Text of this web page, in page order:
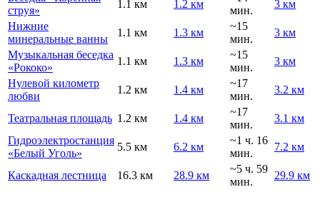
струя»
1.1 км 1.2 км
мин.
3 км
Нижние
минеральные ванны
1.1 км 1.3 км
~15
мин.
3 км
Музыкальная беседка
«Рококо»
1.1 км 1.3 км
~15
мин.
3 км
Нулевой километр
любви
1.2 км 1.4 км
~17
мин.
3.2 км
Театральная площадь 1.2 км 1.4 км
~17
мин.
3.1 км
Гидроэлектростанция
«Белый Уголь»
5.5 км 6.2 км
~1 ч. 16
мин.
7.2 км
Каскадная лестница 16.3 км 28.9 км
~5 ч. 59
мин.
29.9 км